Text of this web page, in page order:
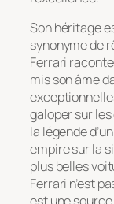
Son héritage
synonyme de
Ferrari
mis son âme
galoper sur
la légende
empire sur la
plus belles
Ferrari n’est